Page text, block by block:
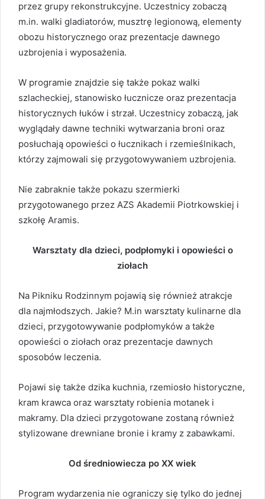
przez grupy rekonstrukcyjne. Uczestnicy zobaczą
m.in. walki gladiatorów, musztrę legionową, elementy
obozu historycznego oraz prezentacje dawnego
uzbrojenia i wyposażenia.
W programie znajdzie się także pokaz walki
szlacheckiej, stanowisko łucznicze oraz prezentacja
historycznych łuków i strzał. Uczestnicy zobaczą, jak
wyglądały dawne techniki wytwarzania broni oraz
posłuchają opowieści o łucznikach i rzemieślnikach,
którzy zajmowali się przygotowywaniem uzbrojenia.
Nie zabraknie także pokazu szermierki
przygotowanego przez AZS Akademii Piotrkowskiej i
szkołę Aramis.
Warsztaty dla dzieci, podpłomyki i opowieści o
ziołach
Na Pikniku Rodzinnym pojawią się również atrakcje
dla najmłodszych. Jakie? M.in warsztaty kulinarne dla
dzieci, przygotowywanie podpłomyków a także
opowieści o ziołach oraz prezentacje dawnych
sposobów leczenia.
Pojawi się także dzika kuchnia, rzemiosło historyczne,
kram krawca oraz warsztaty robienia motanek i
makramy. Dla dzieci przygotowane zostaną również
stylizowane drewniane bronie i kramy z zabawkami.
Od średniowiecza po XX wiek
Program wydarzenia nie ograniczy się tylko do jednej